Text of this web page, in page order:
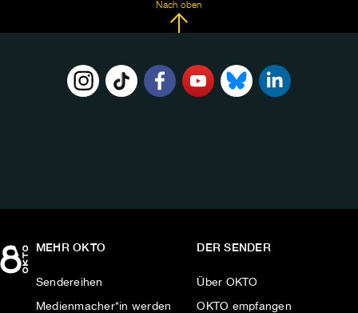
Nach oben
MEHR OKTO
Sendereihen
Medienmacher*in werden
DER SENDER
Über OKTO
OKTO empfangen